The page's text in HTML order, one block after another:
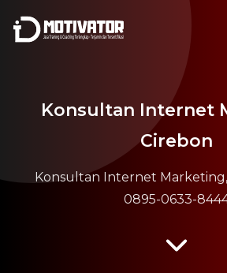
Konsultan Internet
Cirebon
Konsultan Internet
0895-0633-